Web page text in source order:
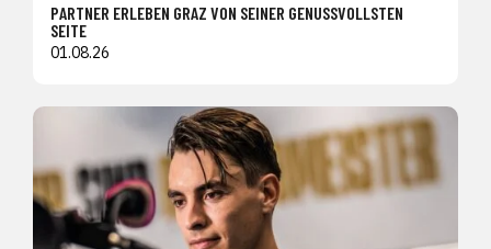
PARTNER ERLEBEN GRAZ VON SEINER GENUSSVOLLSTEN
SEITE
01.08.26